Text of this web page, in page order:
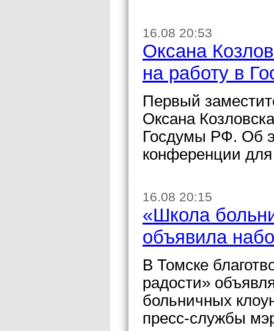
16.08 20:53
Оксана
на работу в
Первый
Оксана
Госдумы РФ. Об
конференции
16.08 20:15
«Школа
объявила
В Томске
радости»
больничных
пресс-службы